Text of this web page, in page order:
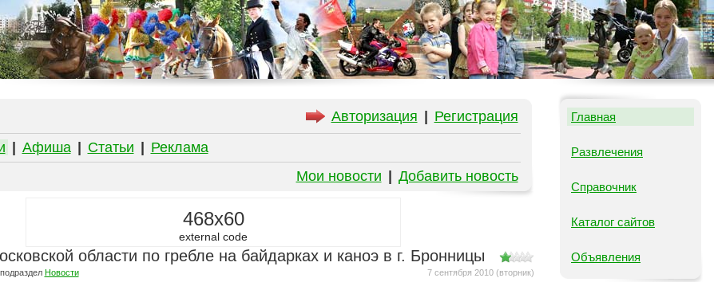
Авторизация Регистрация
Афиша Статьи
Реклама
Мои новости
Добавить новость
468x60
external code
области по гребле на байдарках и каноэ в г. Бронницы
7 сентября 2010 (вторник)
Новости
Главная
Развлечения
Справочник
Каталог сайтов
Объявления